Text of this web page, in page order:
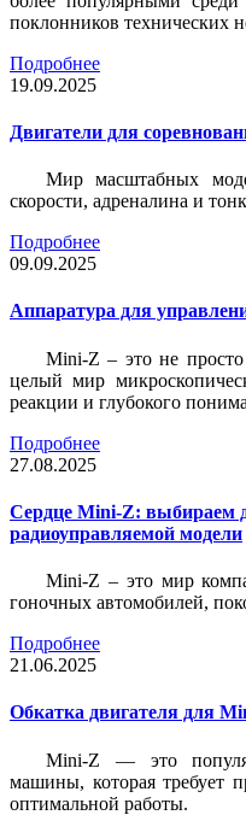
поклонников технических
Подробнее
19.09.2025
Двигатели для
Мир масштабных
скорости, адреналина и
Подробнее
09.09.2025
Аппаратура для
Mini-Z – это не
целый мир
реакции и глубокого
Подробнее
27.08.2025
Сердце Mini-Z: выбираем
радиоуправляемой модели
Mini-Z – это мир
гоночных автомобилей,
Подробнее
21.06.2025
Обкатка двигателя для
Mini-Z — это
машины, которая требует
оптимальной работы.